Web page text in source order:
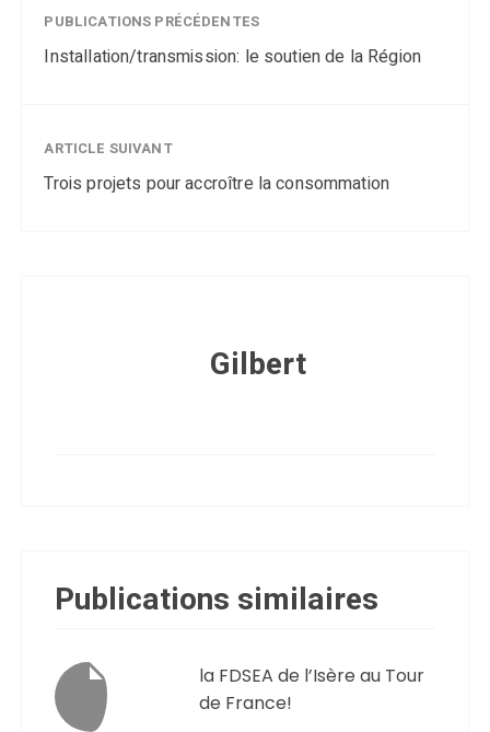
PUBLICATIONS PRÉCÉDENTES
Installation/transmission: le soutien de la Région
ARTICLE SUIVANT
Trois projets pour accroître la consommation
Gilbert
Publications similaires
la FDSEA de l’Isère au Tour
de France!